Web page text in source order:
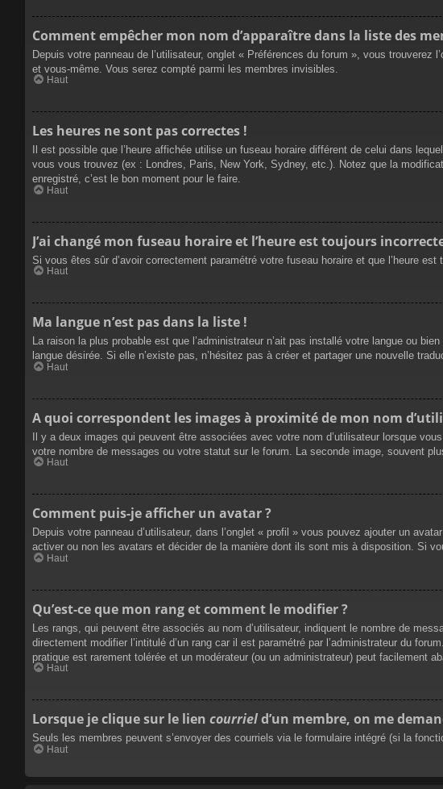
Comment empêcher mon nom d’apparaître dans la liste des
Depuis votre panneau de l’utilisateur, onglet « Préférences du forum », vous trouverez
et vous-même. Vous serez compté parmi les membres invisibles.
Haut
Les heures ne sont pas correctes !
Il est possible que l’heure affichée utilise un fuseau horaire différent de celui dans
vous vous trouvez (ex : Londres, Paris, New York, Sydney, etc.). Notez que la
enregistré, c’est le bon moment pour le faire.
Haut
J’ai changé mon fuseau horaire et l’heure est toujours
Si vous êtes sûr d’avoir correctement paramétré votre fuseau horaire et que l’heure
Haut
Ma langue n’est pas dans la liste !
La raison la plus probable est que l’administrateur n’ait pas installé votre langue ou
langue désirée. Si elle n’existe pas, n’hésitez pas à créer et partager une nouvelle
Haut
A quoi correspondent les images à proximité de mon nom
Il y a deux images qui peuvent être associées avec votre nom d’utilisateur lorsque
votre nombre de messages ou votre statut sur le forum. La seconde image, souvent
Haut
Comment puis-je afficher un avatar ?
Depuis votre panneau d’utilisateur, dans l’onglet « profil » vous pouvez ajouter un
activer ou non les avatars et décider de la manière dont ils sont mis à disposition. Si
Haut
Qu’est-ce que mon rang et comment le modifier ?
Les rangs, qui peuvent être associés au nom d’utilisateur, indiquent le nombre de
directement modifier l’intitulé d’un rang car il est paramétré par l’administrateur du
pratique est rarement tolérée et un modérateur (ou un administrateur) peut facilement
Haut
Lorsque je clique sur le lien courrield’un membre, on me
Seuls les membres peuvent s’envoyer des courriels via le formulaire intégré (si la
Haut